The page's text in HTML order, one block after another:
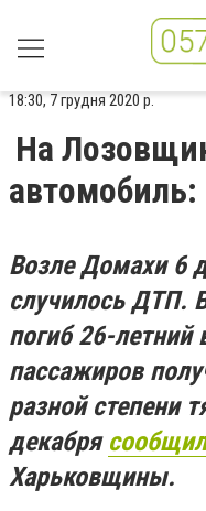
18:30, 7 грудня 2020 р.
На
автомобиль:
Возле Домахи 6
случилось ДТП.
погиб 26-летний
пассажиров
разной степени
декабря
Харьковщины.